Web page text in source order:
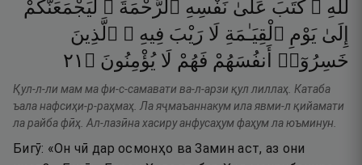
لِّلَّهِ ۚ كَتَبَ عَلَىٰ نَفْسِهِ ٱلرَّحْمَةَ ۚ لَيَجْمَعَنَّكُمْ
إِلَىٰ يَوْمِ ٱلْقِيَـٰمَةِ لَا رَيْبَ فِيهِ ۚ ٱلَّذِينَ
خَسِرُوٓا۟
أَنفُسَهُمْ فَهُمْ لَا يُؤْمِنُونَ ۝ ١٢
Қул-л-ли мам ма фи-с-самавати ва-л-арзи қул лиллаҳ. Катаба
ъала нафсиҳи-р-раҳмаҳ. Ла яҷмаъаннакум ила явми-л қийамати
ла райба фӣҳ. Ал-лазӣна хасиру анфусаҳум фаҳум ла юъминун.
Бигӯ: «Он чӣ дар осмонҳо ва Замин аст, аз они